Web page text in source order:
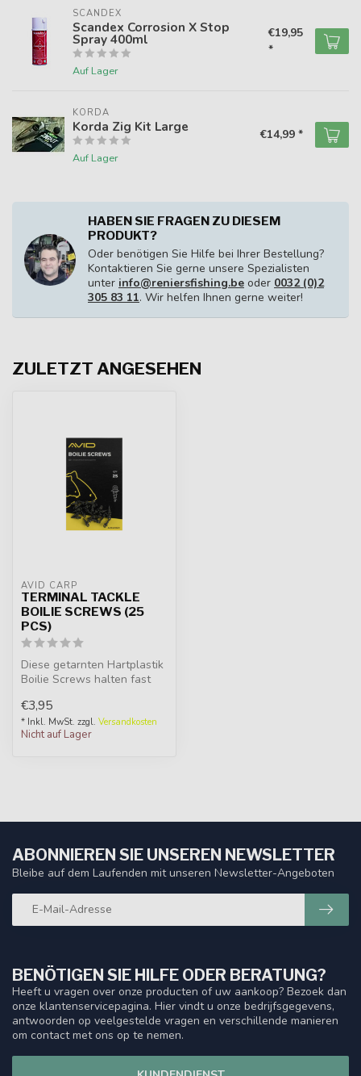
SCANDEX
Scandex Corrosion X Stop
Spray 400ml
Auf Lager
€19,95
*
KORDA
Korda Zig Kit Large
Auf Lager
€14,99 *
HABEN SIE FRAGEN ZU DIESEM
PRODUKT?
Oder benötigen Sie Hilfe bei Ihrer Bestellung?
Kontaktieren Sie gerne unsere Spezialisten
unter info@reniersfishing.be oder 0032 (0)2
305 83 11. Wir helfen Ihnen gerne weiter!
ZULETZT ANGESEHEN
AVID CARP
TERMINAL TACKLE
BOILIE SCREWS (25
PCS)
Diese getarnten Hartplastik
Boilie Screws halten fast
€3,95
* Inkl. MwSt. zzgl. Versandkosten
Nicht auf Lager
BENÖTIGEN SIE HILFE ODER BERATUNG?
Heeft u vragen over onze producten of uw aankoop? Bezoek dan
onze klantenservicepagina. Hier vindt u onze bedrijfsgegevens,
antwoorden op veelgestelde vragen en verschillende manieren
om contact met ons op te nemen.
ABONNIEREN SIE UNSEREN NEWSLETTER
Bleibe auf dem Laufenden mit unseren Newsletter-Angeboten